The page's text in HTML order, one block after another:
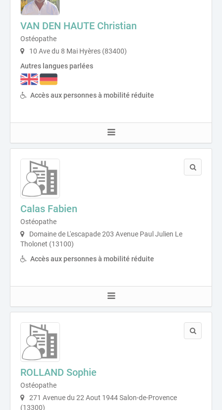
VAN DEN HAUTE Christian
Ostéopathe
10 Ave du 8 Mai Hyères (83400)
Autres langues parlées
Accès aux personnes à mobilité réduite
Calas Fabien
Ostéopathe
Domaine de L'escapade 203 Avenue Paul Julien Le
Tholonet (13100)
Accès aux personnes à mobilité réduite
ROLLAND Sophie
Ostéopathe
271 Avenue du 22 Aout 1944 Salon-de-Provence
(13300)